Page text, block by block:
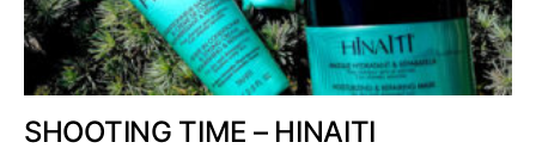
SHOOTING TIME – HINAITI